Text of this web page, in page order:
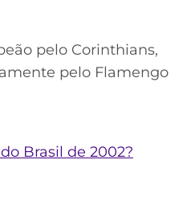
pelo Corinthians,
pelo Flamengo
Brasil de 2002?